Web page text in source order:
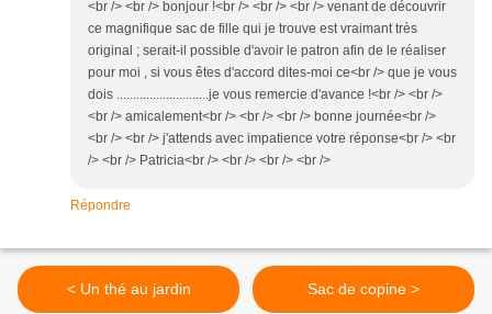
<br /> <br /> bonjour !<br /> <br /> <br /> venant de découvrir
ce magnifique sac de fille qui je trouve est vraimant très
original ; serait-il possible d'avoir le patron afin de le réaliser
pour moi , si vous êtes d'accord dites-moi ce<br /> que je vous
dois ............................je vous remercie d'avance !<br /> <br />
<br /> amicalement<br /> <br /> <br /> bonne journée<br />
<br /> <br /> j'attends avec impatience votre réponse<br /> <br
/> <br /> Patricia<br /> <br /> <br /> <br />
Répondre
< Un thé au jardin Sac de copine >